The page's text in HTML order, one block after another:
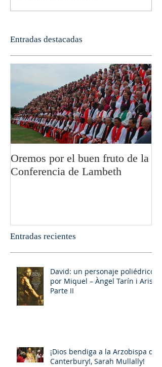
Entradas destacadas
Oremos por el buen fruto de la
Conferencia de Lambeth
Entradas recientes
David: un personaje poliédrico,
por Miquel – Àngel Tarín i Arisó
Parte II
¡Dios bendiga a la Arzobispa de
Canterbury!, Sarah Mullally!